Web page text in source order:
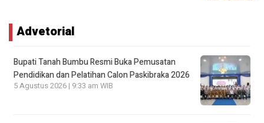
Advetorial
Bupati Tanah Bumbu Resmi Buka Pemusatan
Pendidikan dan Pelatihan Calon Paskibraka 2026
5 Agustus 2026 | 9:33 am WIB